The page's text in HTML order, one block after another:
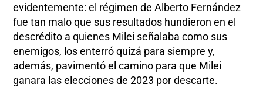
evidentemente: el régimen de Alberto Fernández
fue tan malo que sus resultados hundieron en el
descrédito a quienes Milei señalaba como sus
enemigos, los enterró quizá para siempre y,
además, pavimentó el camino para que Milei
ganara las elecciones de 2023 por descarte.